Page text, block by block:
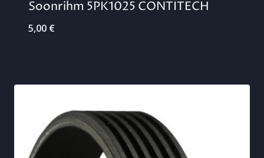
Soonrihm 5PK1025 CONTITECH
5,00 €